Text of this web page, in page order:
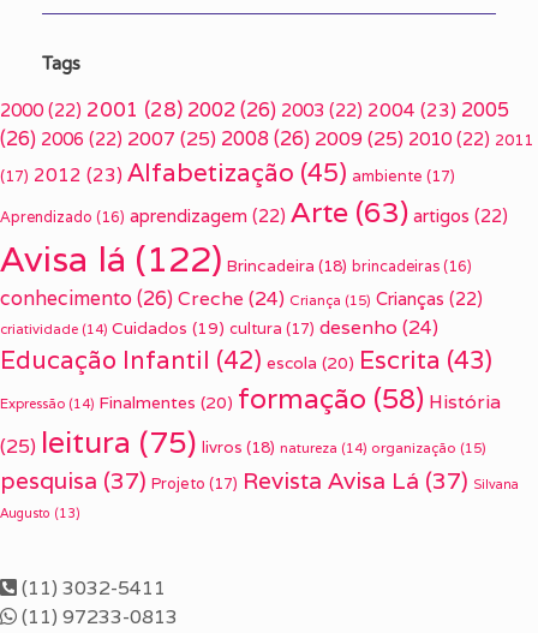
Tags
2000 (22) 2001 (28) 2002(26) 2003 (22) 2004 (23) 2005
(26) 2006 (22) 2007 (25) 2008(26) 2009(25) 2010 (22) 2011
(17) 2012 (23) Alfabetização (45) ambiente (17)
Aprendizado (16) aprendizagem (22) Arte (63) artigos (22)
Avisa lá (122) Brincadeira (18) brincadeiras (16)
conhecimento(26) Creche (24) Criança (15) Crianças (22)
criatividade (14) Cuidados (19) cultura (17) desenho (24)
Educação Infantil (42) escola (20) Escrita (43)
Expressão (14) Finalmentes (20) formação (58) História
(25) leitura (75) livros (18) natureza (14) organização (15)
pesquisa (37) Projeto (17) Revista Avisa Lá (37) Silvana
Augusto (13)
(11) 3032-5411
(11) 97233-0813